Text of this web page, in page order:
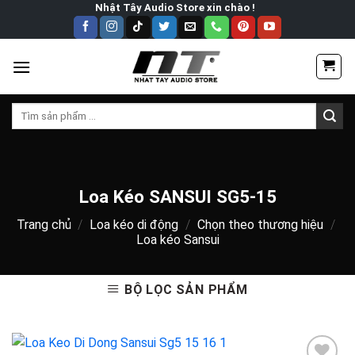
Nhật Tây Audio Store xin chào !
Tìm
Loa Kéo SANSUI SG5-15
Trang chủ / Loa kéo di động / Chọn theo thương hiệu /
Loa kéo Sansui
BỘ LỌC SẢN PHẨM